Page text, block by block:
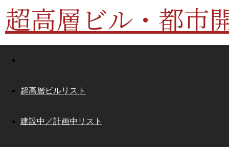
超高層ビル・都市
超高層ビルリスト
建設中／計画中リスト